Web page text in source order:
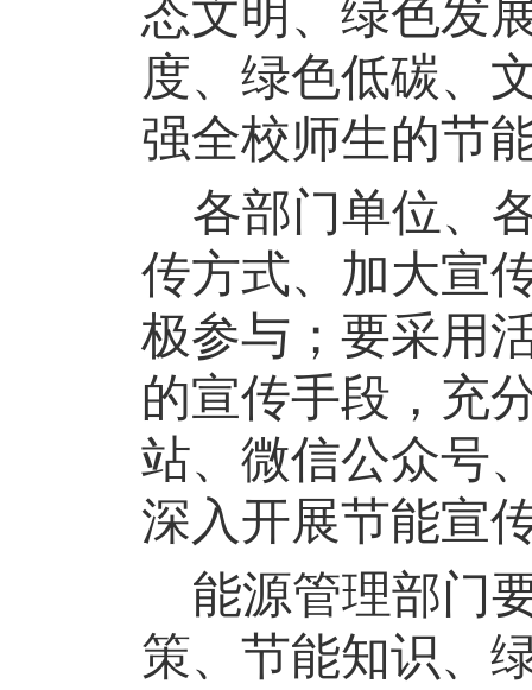
态文明、绿色发
度、绿色低碳、
强全校师生的节
各部门单位、
传方式、加大宣
极参与；要采用
的宣传手段，充
站、微信公众号
深入开展节能宣
能源管理部门
策、节能知识、